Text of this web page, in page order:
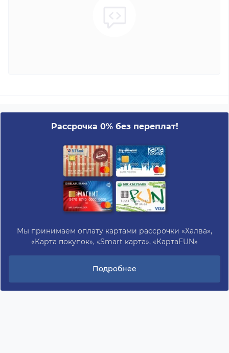
Рассрочка 0% без переплат!
Мы принимаем оплату картами рассрочки «Халва»,
«Карта покупок», «Smart карта», «КартаFUN»
Подробнее